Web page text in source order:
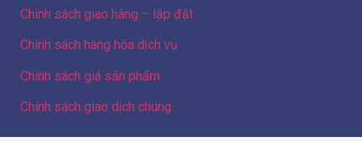
Chính sách giao hàng – lắp đặt
Chính sách hàng hóa dịch vụ
Chính sách giá sản phẩm
Chính sách giao dịch chung